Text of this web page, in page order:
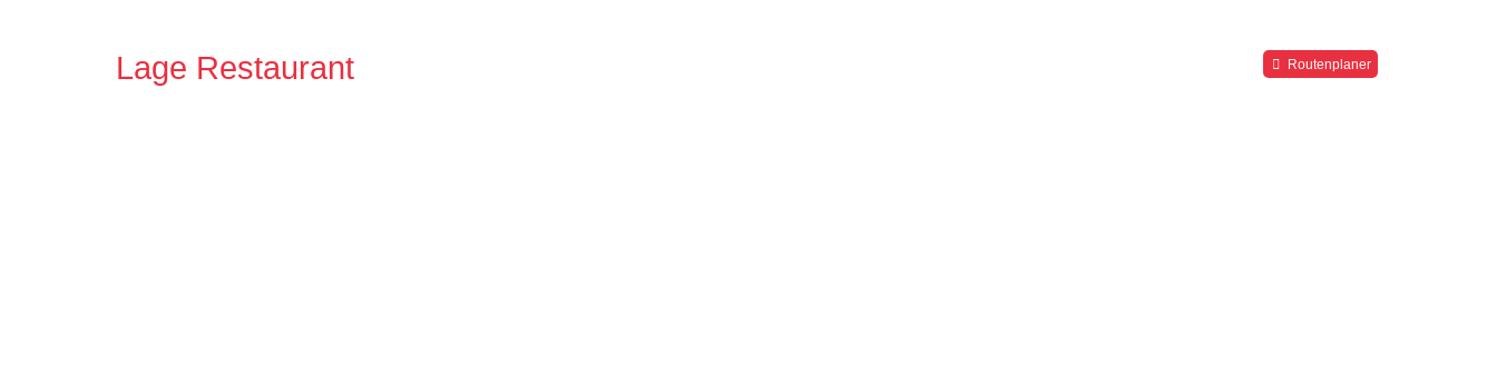
Lage Restaurant Routenplaner